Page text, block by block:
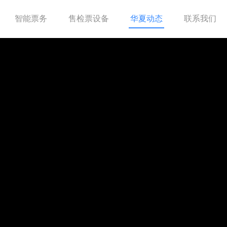
智能票务 售检票设备 华夏动态 联系我们